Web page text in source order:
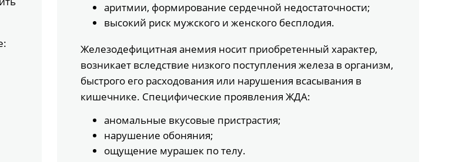
аритмии, формирование сердечной недостаточности;
высокий риск мужского и женского бесплодия.
Железодефицитная анемия носит приобретенный характер,
возникает вследствие низкого поступления железа в организм,
быстрого его расходования или нарушения всасывания в
кишечнике. Специфические проявления ЖДА:
аномальные вкусовые пристрастия;
нарушение обоняния;
ощущение мурашек по телу.